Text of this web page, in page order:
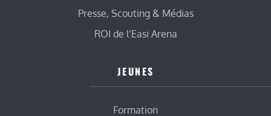
Presse, Scouting & Médias
ROI de l’Easi Arena
JEUNES
Formation